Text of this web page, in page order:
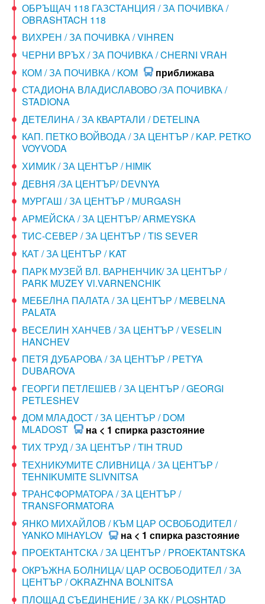
ОБРЪЩАЧ 118 ГАЗСТАНЦИЯ / ЗА ПОЧИВКА /
OBRASHTACH 118
ВИХРЕН / ЗА ПОЧИВКА / VIHREN
ЧЕРНИ ВРЪХ / ЗА ПОЧИВКА / CHERNI VRAH
КОМ / ЗА ПОЧИВКА / KOM
приближава
СТАДИОНА ВЛАДИСЛАВОВО /ЗА ПОЧИВКА /
STADIONA
ДЕТЕЛИНА / ЗА КВАРТАЛИ / DETELINA
КАП. ПЕТКО ВОЙВОДА / ЗА ЦЕНТЪР / KAP. PETKO
VOYVODA
ХИМИК / ЗА ЦЕНТЪР / HIMIK
ДЕВНЯ /ЗА ЦЕНТЪР/ DEVNYA
МУРГАШ / ЗА ЦЕНТЪР / MURGASH
АРМЕЙСКА / ЗА ЦЕНТЪР/ ARMEYSKA
ТИС-СЕВЕР / ЗА ЦЕНТЪР / TIS SEVER
КАТ / ЗА ЦЕНТЪР / KAT
ПАРК МУЗЕЙ ВЛ. ВАРНЕНЧИК/ ЗА ЦЕНТЪР /
PARK MUZEY Vl.VARNENCHIK
МЕБЕЛНА ПАЛАТА / ЗА ЦЕНТЪР / MEBELNA
PALATA
ВЕСЕЛИН ХАНЧЕВ / ЗА ЦЕНТЪР / VESELIN
HANCHEV
ПЕТЯ ДУБАРОВА / ЗА ЦЕНТЪР / PETYA
DUBAROVA
ГЕОРГИ ПЕТЛЕШЕВ / ЗА ЦЕНТЪР / GEORGI
PETLESHEV
ДОМ МЛАДОСТ / ЗА ЦЕНТЪР / DOM
MLADOST
на < 1 спирка разстояние
ТИХ ТРУД / ЗА ЦЕНТЪР / TIH TRUD
ТЕХНИКУМИТЕ СЛИВНИЦА / ЗА ЦЕНТЪР /
TEHNIKUMITE SLIVNITSA
ТРАНСФОРМАТОРА / ЗА ЦЕНТЪР /
TRANSFORMATORA
ЯНКО МИХАЙЛОВ / КЪМ ЦАР ОСВОБОДИТЕЛ /
YANKO MIHAYLOV
на < 1 спирка разстояние
ПРОЕКТАНТСКА / ЗА ЦЕНТЪР / PROEKTANTSKA
ОКРЪЖНА БОЛНИЦА/ ЦАР ОСВОБОДИТЕЛ / ЗА
ЦЕНТЪР / OKRAZHNA BOLNITSA
ПЛОЩАД СЪЕДИНЕНИЕ / ЗА КК / PLOSHTAD